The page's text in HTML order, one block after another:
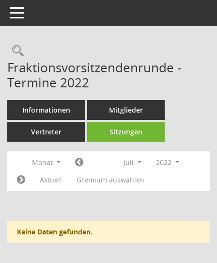
Toggle navigation
Rechercheauswahl
Fraktionsvorsitzendenrunde -
Termine 2022
Informationen Mitglieder
Vertreter Sitzungen
Monat Juli
2022
Aktuell
Gremium auswählen
Keine Daten gefunden.